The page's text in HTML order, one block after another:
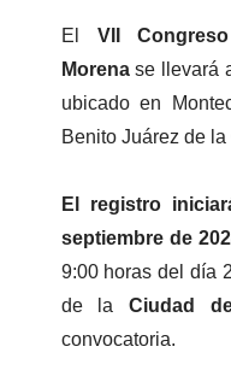
El
VII
Morena se llevará
ubicado en
Benito Juárez de la
El registro
septiembre de
9:00 horas del día
de la Ciudad
convocatoria.